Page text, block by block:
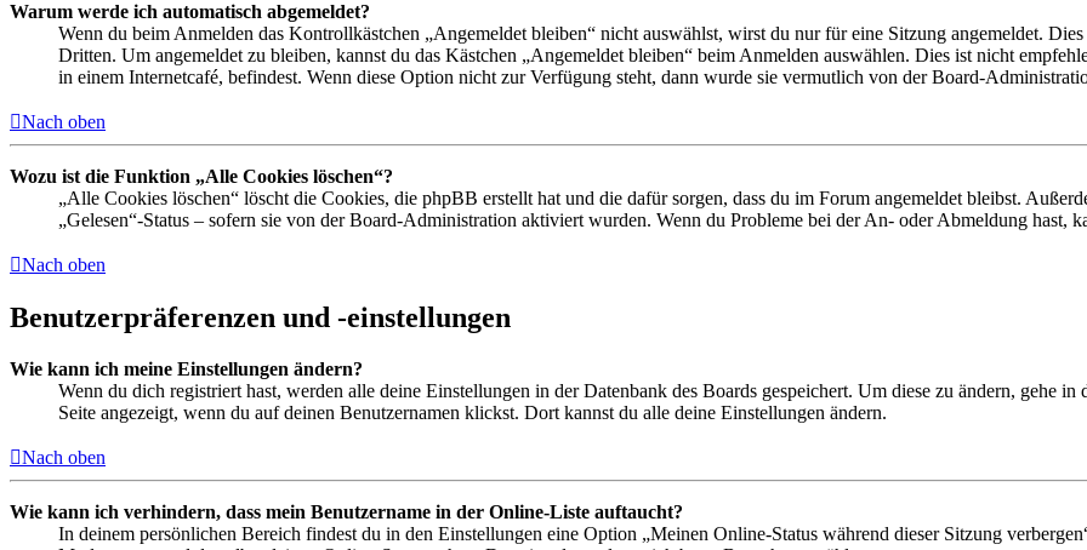
Warum werde ich automatisch abgemeldet?
Wenn du beim Anmelden das Kontrollkästchen „Angemeldet bleiben“ nicht auswählst, wirst du nur für eine Sitzung angemeldet.
Dritten. Um angemeldet zu bleiben, kannst du das Kästchen „Angemeldet bleiben“ beim Anmelden auswählen. Dies ist nicht
in einem Internetcafé, befindest. Wenn diese Option nicht zur Verfügung steht, dann wurde sie vermutlich von der Board-
Nach oben
Wozu ist die Funktion „Alle Cookies löschen“?
„Alle Cookies löschen“ löscht die Cookies, die phpBB erstellt hat und die dafür sorgen, dass du im Forum angemeldet bleibst.
„Gelesen“-Status – sofern sie von der Board-Administration aktiviert wurden. Wenn du Probleme bei der An- oder Abmeldung hast,
Nach oben
Benutzerpräferenzen und -einstellungen
Wie kann ich meine Einstellungen ändern?
Wenn du dich registriert hast, werden alle deine Einstellungen in der Datenbank des Boards gespeichert. Um diese zu ändern, gehe
Seite angezeigt, wenn du auf deinen Benutzernamen klickst. Dort kannst du alle deine Einstellungen ändern.
Nach oben
Wie kann ich verhindern, dass mein Benutzername in der Online-Liste auftaucht?
In deinem persönlichen Bereich findest du in den Einstellungen eine Option „Meinen Online-Status während dieser Sitzung